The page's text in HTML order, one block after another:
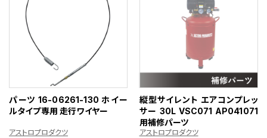
パーツ 16-06261-130 ホイー
ルタイプ専用 走行ワイヤー
アストロプロダクツ
縦型サイレント エアコンプレッ
サー 30L VSC071 AP041071
用補修パーツ
アストロプロダクツ